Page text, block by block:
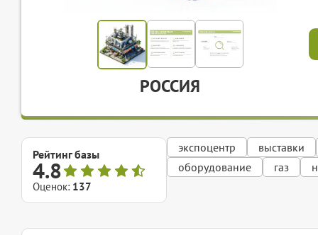
РОССИЯ
Рейтинг базы
4.8
Оценок: 137
экспоцентр
выставки
оборудование
газ